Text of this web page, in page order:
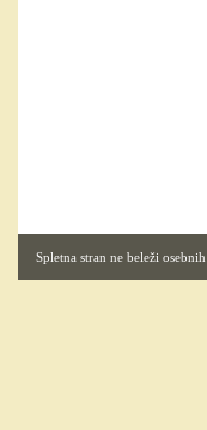
Spletna stran ne beleži